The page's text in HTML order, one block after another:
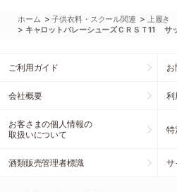
ホーム >子供衣料・スクール関連 > 上履き
> キャロットバレーシューズＣＲＳＴ11 サ
ご利用ガイド お
会社概要 利
お客さまの個人情報の
取扱いについて
特
酒類販売管理者標識 サ